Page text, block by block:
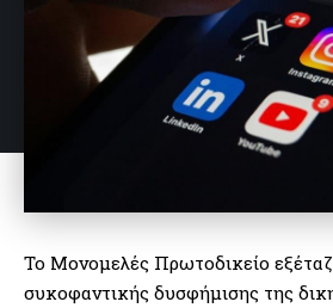
Το Μονομελές Πρωτοδικείο
συκοφαντικής δυσφήμισης της